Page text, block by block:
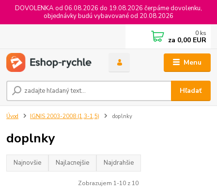
DOVOLENKA od 06.08.2026 do 19.08.2026 čerpáme dovolenku,
objednávky budú vybavované od 20.08.2026
Menu
Hľadať
0 ks
za 0,00 EUR
Úvod IGNIS 2003-2008 (1,3-1,5) doplnky
doplnky
Najnovšie Najlacnejšie Najdrahšie
Zobrazujem 1-10 z 10